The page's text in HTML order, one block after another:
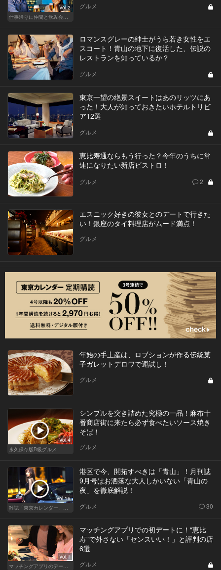
Vol.2
仕事帰りに仲間と飲み会！丸の内・品川・新宿の人気店
グルメ
ロマンスグレーの紳士がうら若き女性をエ
スコート！青山の地下に復活した、伝説の
レストランを知っているか？
グルメ
東京一望の絶景スイートはあのリッツにあ
った！大人が知っておきたいホテルトリビ
ア12選
グルメ
恵比寿通ならもう行った？今年のうちに常
連になりたい新店ビストロ！
グルメ 2
エスニック好きの彼女とのデートで行きた
い！銀座のタイ料理店がムード満点！
グルメ
年始の手土産は、ロブションが作る伝統菓
子ガレットデロワで運試し！
グルメ
Vol.4
永久保存版B級グルメ
シンプルを突き詰めた究極の一品！麻布十
番商店街に来たら必ず食べたいソース焼き
そば！
グルメ
Vol.16
雑誌「東京カレンダー」特集
港区で今、開拓すべきは「青山」！月刊誌
9月号はお洒落な大人しかいない「青山の
夜」を徹底解説！
グルメ 30
Vol.1
マッチングアプリのデートにおすすめの人気店
マッチングアプリでの初デートに！“恵比
寿”で外さない「センスいい！」と評判の店
6選
グルメ